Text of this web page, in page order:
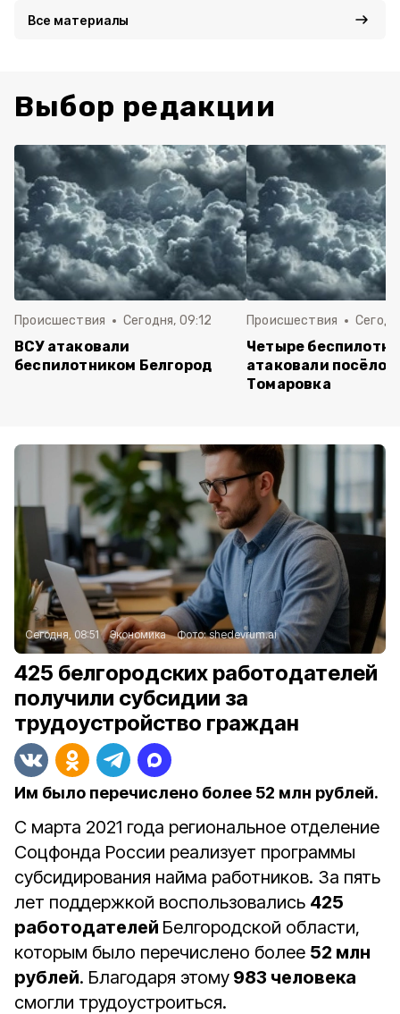
Все материалы
Выбор редакции
Происшествия Сегодня, 09:12
ВСУ атаковали
беспилотником Белгород
Происшествия
Четыре
атаковали посёлок
Томаровка
Сегодня, 08:51 Экономика Фото:shedevrum.ai
425 белгородских работодателей
получили субсидии за
трудоустройство граждан
Им было перечислено более 52 млн рублей.
С марта 2021 года региональное отделение
Соцфонда России реализует программы
субсидирования найма работников. За пять
лет поддержкой воспользовались 425
работодателей Белгородской области,
которым было перечислено более 52 млн
рублей. Благодаря этому 983 человека
смогли трудоустроиться.